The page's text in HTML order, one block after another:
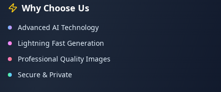
Why Choose Us
Advanced AI Technology
Lightning Fast Generation
Professional Quality Images
Secure & Private